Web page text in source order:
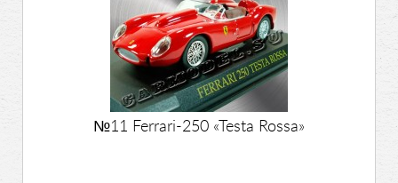
№11 Ferrari-250 «Testa Rossa»